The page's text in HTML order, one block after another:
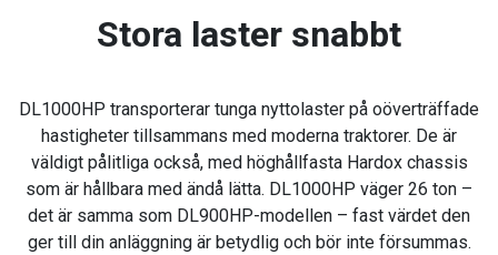
Stora laster snabbt
DL1000HP transporterar tunga nyttolaster på oöverträffade
hastigheter tillsammans med moderna traktorer. De är
väldigt pålitliga också, med höghållfasta Hardox chassis
som är hållbara med ändå lätta. DL1000HP väger 26 ton –
det är samma som DL900HP-modellen – fast värdet den
ger till din anläggning är betydlig och bör inte försummas.